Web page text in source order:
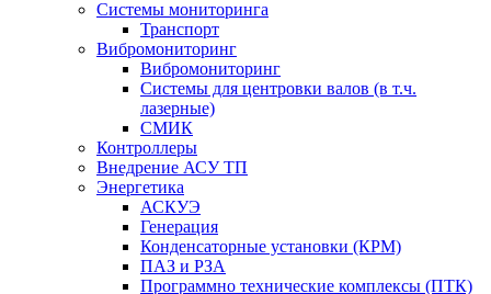
Системы мониторинга
Транспорт
Вибромониторинг
Вибромониторинг
Системы для центровки валов (в т.ч.
лазерные)
СМИК
Контроллеры
Внедрение АСУ ТП
Энергетика
АСКУЭ
Генерация
Конденсаторные установки (КРМ)
ПАЗ и РЗА
Программно технические комплексы (ПТК)